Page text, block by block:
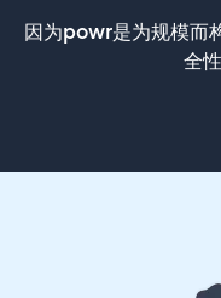
因为powr是为规模而
全